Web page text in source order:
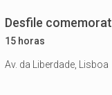
Desfile
15 horas
Av. da Liberdade, Lisboa